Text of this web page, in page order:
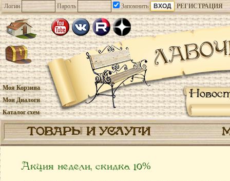
Логин Пароль Запомнить РЕГИСТРАЦИЯ
Моя Корзина
Мои Диалоги
Каталог схем
ТОВАРЫ И УСЛУГИ
Акция недели, скидка 10%